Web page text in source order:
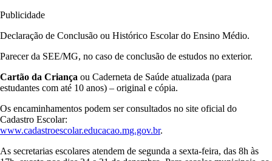
Publicidade
Declaração de Conclusão ou Histórico Escolar do Ensino Médio.
Parecer da SEE/MG, no caso de conclusão de estudos no exterior.
Cartão da Criança ou Caderneta de Saúde atualizada (para
estudantes com até 10 anos) – original e cópia.
Os encaminhamentos podem ser consultados no site oficial do
Cadastro Escolar:
www.cadastroescolar.educacao.mg.gov.br.
As secretarias escolares atendem de segunda a sexta-feira, das 8h às